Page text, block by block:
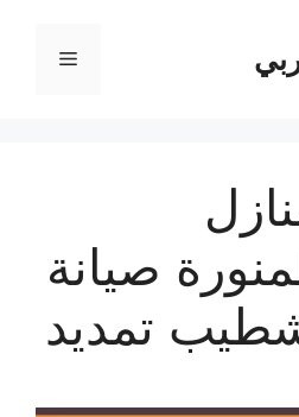
القائمة
صيانة
تمديد